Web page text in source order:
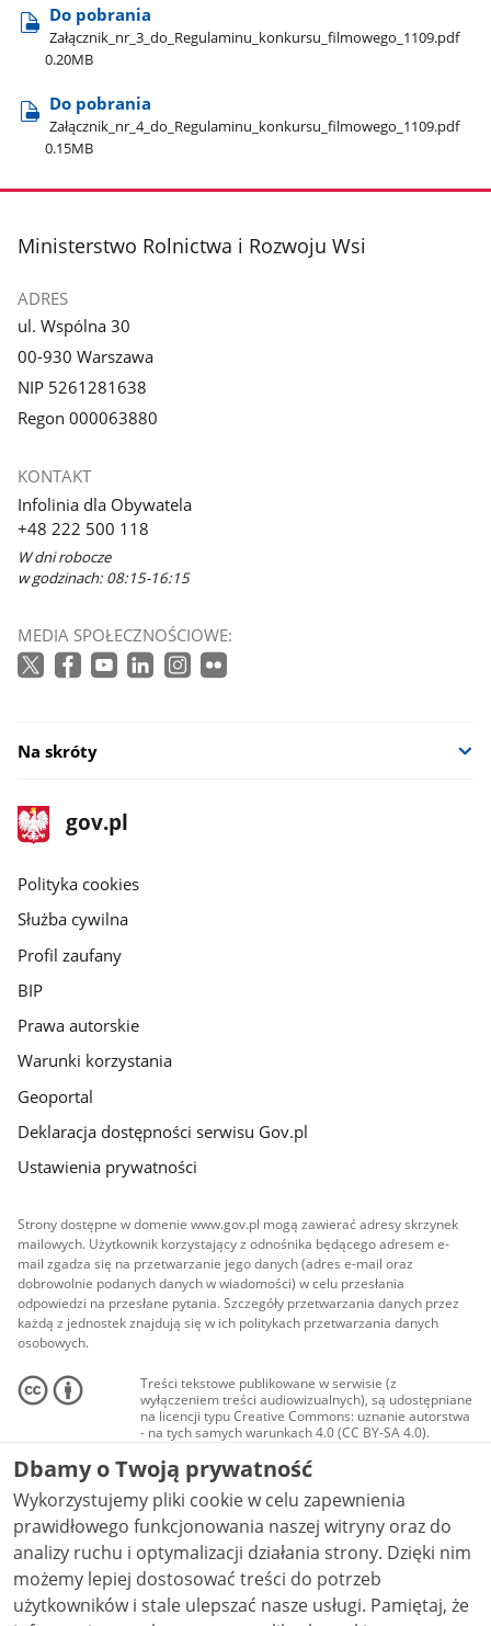
Do pobrania
Załącznik​_nr​_3​_do​_Regulaminu​_konkursu​_filmowego​_1109.pdf
0.20MB
Do pobrania
Załącznik​_nr​_4​_do​_Regulaminu​_konkursu​_filmowego​_1109.pdf
0.15MB
stopka
Ministerstwo Rolnictwa i Rozwoju Wsi
ADRES
ul. Wspólna 30
00-930 Warszawa
NIP 5261281638
Regon 000063880
KONTAKT
Infolinia dla Obywatela
+48 222 500 118
W dni robocze
w godzinach: 08:15-16:15
MEDIA SPOŁECZNOŚCIOWE:
Na skróty
stopka
gov.pl
Strona
gov.pl
gov.pl
Polityka cookies
Służba cywilna
Profil zaufany
BIP
Prawa autorskie
Warunki korzystania
Geoportal
Deklaracja dostępności serwisu Gov.pl
Ustawienia prywatności
Strony dostępne w domenie www.gov.pl mogą zawierać adresy skrzynek
mailowych. Użytkownik korzystający z odnośnika będącego adresem e-
mail zgadza się na przetwarzanie jego danych (adres e-mail oraz
dobrowolnie podanych danych w wiadomości) w celu przesłania
odpowiedzi na przesłane pytania. Szczegóły przetwarzania danych przez
każdą z jednostek znajdują się w ich politykach przetwarzania danych
osobowych.
Treści tekstowe publikowane w serwisie (z
wyłączeniem treści audiowizualnych), są udostępniane
na licencji typu Creative Commons: uznanie autorstwa
- na tych samych warunkach 4.0 (CC BY-SA 4.0).
Materiały audiowizualne, w tym zdjęcia, materiały
audio i wideo, są udostępniane na licencji typu
Creative Commons: uznanie autorstwa użycie
niekomercyjne - bez utworów zależnych 4.0 (CC BY-
NC-ND 4.0), o ile nie jest to stwierdzone inaczej.
Dbamy o Twoją prywatność
Wykorzystujemy pliki cookie w celu zapewnienia
prawidłowego funkcjonowania naszej witryny oraz do
analizy ruchu i optymalizacji działania strony. Dzięki nim
możemy lepiej dostosować treści do potrzeb
użytkowników i stale ulepszać nasze usługi. Pamiętaj, że